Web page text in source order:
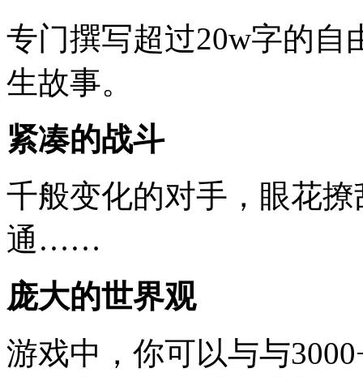
专门撰写超过20w字的自
生故事。
紧凑的战斗
千般变化的对手，眼花
通……
庞大的世界观
游戏中，你可以与与